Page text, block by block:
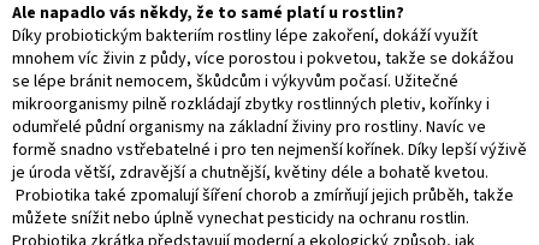
Ale napadlo vás někdy, že to samé platí u rostlin?
Díky probiotickým bakteriím rostliny lépe zakoření, dokáží využít
mnohem víc živin z půdy, více porostou i pokvetou, takže se dokážou
se lépe bránit nemocem, škůdcům i výkyvům počasí. Užitečné
mikroorganismy pilně rozkládají zbytky rostlinných pletiv, kořínky i
odumřelé půdní organismy na základní živiny pro rostliny. Navíc ve
formě snadno vstřebatelné i pro ten nejmenší kořínek. Díky lepší výživě
je úroda větší, zdravější a chutnější, květiny déle a bohatě kvetou.
Probiotika také zpomalují šíření chorob a zmírňují jejich průběh, takže
můžete snížit nebo úplně vynechat pesticidy na ochranu rostlin.